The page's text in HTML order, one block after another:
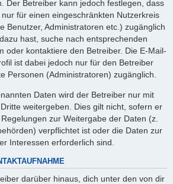
Der Betreiber kann jedoch festlegen, dass
für einen eingeschränkten Nutzerkreis
Benutzer, Administratoren etc.) zugänglich
hast, suche nach entsprechenden
oder kontaktiere den Betreiber. Die E-Mail-
ist dabei jedoch nur für den Betreiber
Personen (Administratoren) zugänglich.
Daten wird der Betreiber nur mit
weitergeben. Dies gilt nicht, sofern er
zur Weitergabe der Daten (z.
verpflichtet ist oder die Daten zur
Interessen erforderlich sind.
darüber hinaus, dich unter den von dir